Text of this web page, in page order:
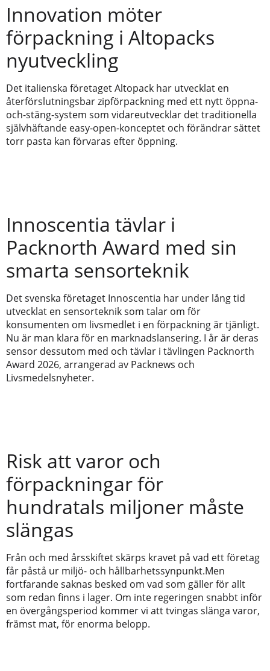
Innovation möter
förpackning i Altopacks
nyutveckling
Det italienska företaget Altopack har utvecklat en
återförslutningsbar zipförpackning med ett nytt öppna-
och-stäng-system som vidareutvecklar det traditionella
självhäftande easy-open-konceptet och förändrar sättet
torr pasta kan förvaras efter öppning.
Innoscentia tävlar i
Packnorth Award med sin
smarta sensorteknik
Det svenska företaget Innoscentia har under lång tid
utvecklat en sensorteknik som talar om för
konsumenten om livsmedlet i en förpackning är tjänligt.
Nu är man klara för en marknadslansering. I år är deras
sensor dessutom med och tävlar i tävlingen Packnorth
Award 2026, arrangerad av Packnews och
Livsmedelsnyheter.
Risk att varor och
förpackningar för
hundratals miljoner måste
slängas
Från och med årsskiftet skärps kravet på vad ett företag
får påstå ur miljö- och hållbarhetssynpunkt.Men
fortfarande saknas besked om vad som gäller för allt
som redan finns i lager. Om inte regeringen snabbt inför
en övergångsperiod kommer vi att tvingas slänga varor,
främst mat, för enorma belopp.